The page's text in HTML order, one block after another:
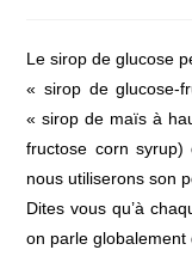
Le sirop de glucose
« sirop de glucose-
« sirop de maïs à
fructose corn
nous utiliserons son
Dites vous qu’à
on parle globalement